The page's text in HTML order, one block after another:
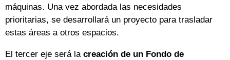
máquinas. Una vez abordada las necesidades
prioritarias, se desarrollará un proyecto para trasladar
estas áreas a otros espacios.
El tercer eje será la creación de un Fondo de